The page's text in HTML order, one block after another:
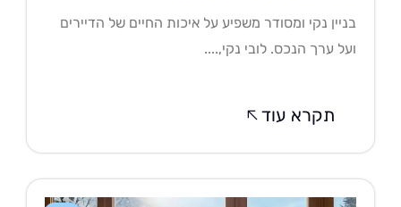
נקי ומסודר משפיע על איכות החיים של הדיירים
ערך הנכס. לובי נקי,....
תקרא עוד